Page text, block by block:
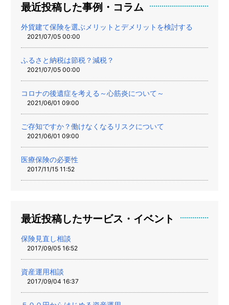
最近投稿した事例・コラム
外貨建て保険を選ぶメリットとデメリットを検討する
2021/07/05 00:00
ふるさと納税は節税？減税？
2021/07/05 00:00
コロナの後遺症を考える～心筋炎について～
2021/06/01 09:00
ご存知ですか？働けなくなるリスクについて
2021/06/01 09:00
医療保険の必要性
2017/11/15 11:52
最近投稿したサービス・イベント
保険見直し相談
2017/09/05 16:52
資産運用相談
2017/09/04 16:37